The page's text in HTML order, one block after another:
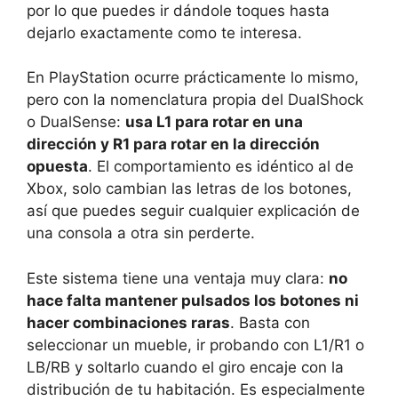
por lo que puedes ir dándole toques hasta
dejarlo exactamente como te interesa.
En PlayStation ocurre prácticamente lo mismo,
pero con la nomenclatura propia del DualShock
o DualSense: usa L1 para rotar en una
dirección y R1 para rotar en la dirección
opuesta. El comportamiento es idéntico al de
Xbox, solo cambian las letras de los botones,
así que puedes seguir cualquier explicación de
una consola a otra sin perderte.
Este sistema tiene una ventaja muy clara: no
hace falta mantener pulsados los botones ni
hacer combinaciones raras. Basta con
seleccionar un mueble, ir probando con L1/R1 o
LB/RB y soltarlo cuando el giro encaje con la
distribución de tu habitación. Es especialmente